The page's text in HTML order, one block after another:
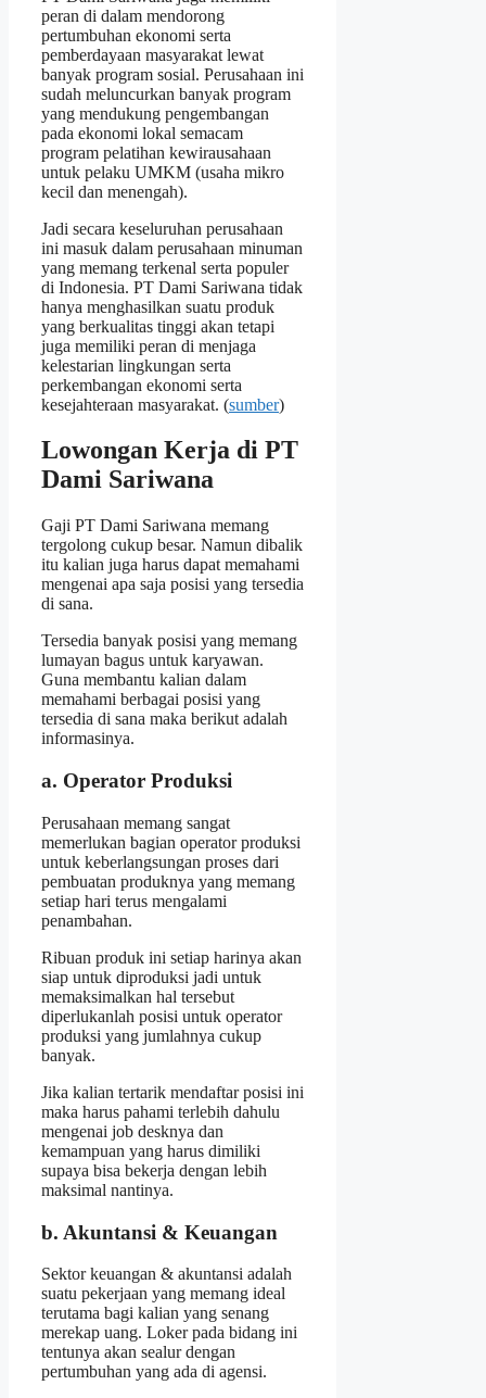
peran di dalam mendorong
pertumbuhan ekonomi serta
pemberdayaan masyarakat lewat
banyak program sosial. Perusahaan ini
sudah meluncurkan banyak program
yang mendukung pengembangan
pada ekonomi lokal semacam
program pelatihan kewirausahaan
untuk pelaku UMKM (usaha mikro
kecil dan menengah).
Jadi secara keseluruhan perusahaan
ini masuk dalam perusahaan minuman
yang memang terkenal serta populer
di Indonesia. PT Dami Sariwana tidak
hanya menghasilkan suatu produk
yang berkualitas tinggi akan tetapi
juga memiliki peran di menjaga
kelestarian lingkungan serta
perkembangan ekonomi serta
kesejahteraan masyarakat. (sumber)
Lowongan Kerja di PT
Dami Sariwana
Gaji PT Dami Sariwana memang
tergolong cukup besar. Namun dibalik
itu kalian juga harus dapat memahami
mengenai apa saja posisi yang tersedia
di sana.
Tersedia banyak posisi yang memang
lumayan bagus untuk karyawan.
Guna membantu kalian dalam
memahami berbagai posisi yang
tersedia di sana maka berikut adalah
informasinya.
a. Operator Produksi
Perusahaan memang sangat
memerlukan bagian operator produksi
untuk keberlangsungan proses dari
pembuatan produknya yang memang
setiap hari terus mengalami
penambahan.
Ribuan produk ini setiap harinya akan
siap untuk diproduksi jadi untuk
memaksimalkan hal tersebut
diperlukanlah posisi untuk operator
produksi yang jumlahnya cukup
banyak.
Jika kalian tertarik mendaftar posisi ini
maka harus pahami terlebih dahulu
mengenai job desknya dan
kemampuan yang harus dimiliki
supaya bisa bekerja dengan lebih
maksimal nantinya.
b. Akuntansi & Keuangan
Sektor keuangan & akuntansi adalah
suatu pekerjaan yang memang ideal
terutama bagi kalian yang senang
merekap uang. Loker pada bidang ini
tentunya akan sealur dengan
pertumbuhan yang ada di agensi.